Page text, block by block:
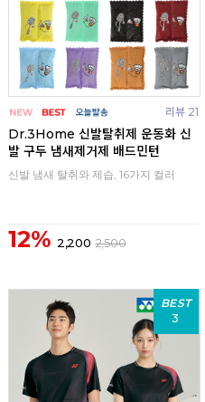
리뷰 21
Dr.3Home 신발탈취제 운동화 신
발 구두 냄새제거제 배드민턴
신발 냄새 탈취와 제습, 16가지 컬러
12% 2,200 2,500
BEST
3